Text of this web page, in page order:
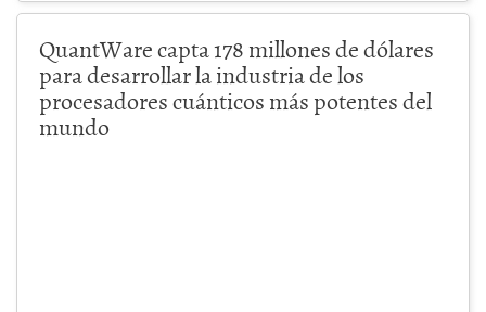
QuantWare capta 178 millones de dólares
para desarrollar la industria de los
procesadores cuánticos más potentes del
mundo